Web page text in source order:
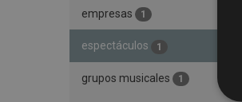
empresas 1
espectáculos 1
grupos musicales 1